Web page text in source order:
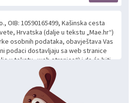
OIB: 10590165499, Kašinska cesta
Hrvatska (dalje u tekstu „Mae.hr“)
osobnih podataka, obavještava Vas
podaci dostavljaju sa web stranice
u tekstu „web stranice“) i da će biti
ove Izjave smatra se da
dajete privolu za prikupljanje i daljnju
podataka koje ustupate Mae.hr
stranica u svrhu odgovora i daljnje